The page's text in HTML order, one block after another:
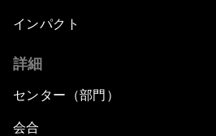
インパクト
詳細
センター（部門）
会合